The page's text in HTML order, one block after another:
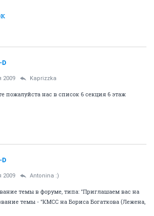
D
2009 Kaprizzka
пожалуйста нас в список 6 секция 6 этаж
D
2009 Antonina :)
темы в форуме, типа: "Приглашаем вас на
темы - "КМСС на Бориса Богаткова (Лежена,